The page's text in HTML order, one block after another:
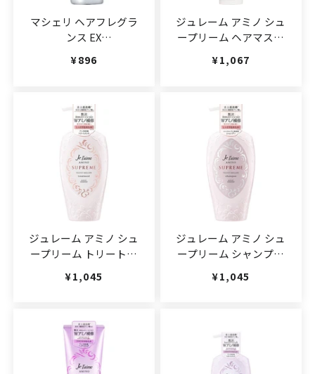
マシェリ ヘアフレグラ
ンス EX
通常価格
¥896
ジュレーム アミノ シュ
ープリーム ヘアマスク
230g(JAN:4971710395730)
通常価格
¥1,067
ジュレーム アミノ シュ
ープリーム トリートメ
500ml(JAN:4971710395723)
通常価格
¥1,045
ジュレーム アミノ シュ
ープリーム シャンプー
500ml(JAN:4971710395716)
通常価格
¥1,045